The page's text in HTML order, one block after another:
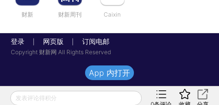
财新 财新周刊 Caixin
登录 网页版 订阅电邮
Copyright 财新网 All Rights Reserved
发表评论得积分
App 内打开